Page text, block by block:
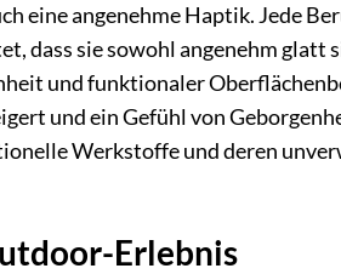
eine angenehme Haptik. Jede
dass sie sowohl angenehm glatt
und funktionaler
und ein Gefühl von
Werkstoffe und deren
Erlebnis